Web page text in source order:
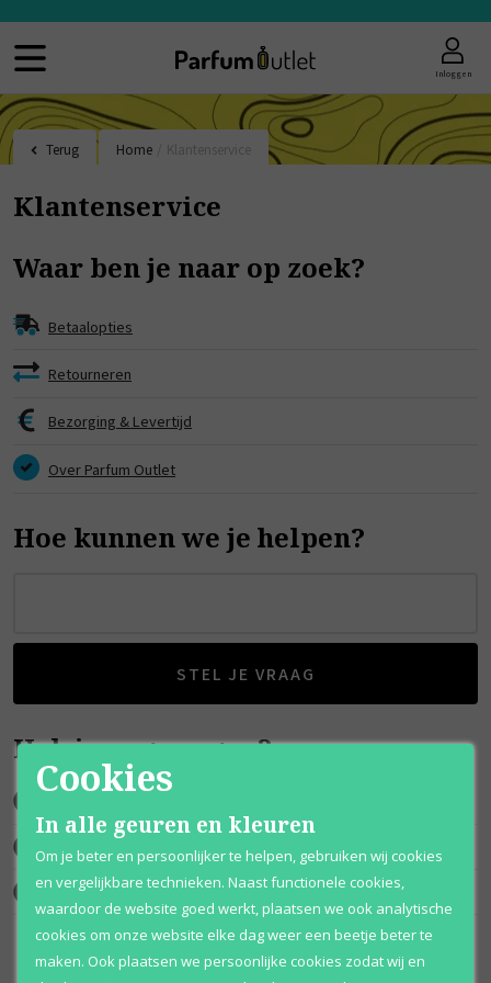
Inloggen
Terug Home
Klantenservice
Waar ben je naar op zoek?
Betaalopties
Retourneren
Bezorging & Levertijd
Over Parfum Outlet
Hoe kunnen we je helpen?
STEL JE VRAAG
Heb je nog vragen?
Stuur een
De Parfum Outlet
Cookies
In alle geuren en kleuren
Om je beter en persoonlijker te helpen, gebruiken wij cookies
en vergelijkbare technieken. Naast functionele cookies,
waardoor de website goed werkt, plaatsen we ook analytische
cookies om onze website elke dag weer een beetje beter te
maken. Ook plaatsen we persoonlijke cookies zodat wij en